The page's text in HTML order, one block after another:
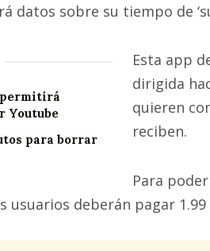
datos sobre su tiempo de
Youtube
para borrar
Esta app
dirigida
quieren
reciben.
Para
usuarios deberán pagar